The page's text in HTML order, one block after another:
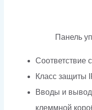
Панель
Соответствие
Класс защиты
Вводы и
клеммной